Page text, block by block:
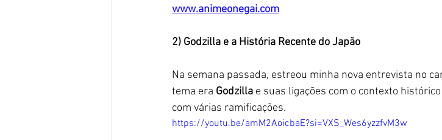
www.animeonegai.com
2) Godzilla e a História Recente do Japão
Na semana passada, estreou minha nova entrevista no
tema era Godzilla e suas ligações com o contexto
com várias ramificações.
https://youtu.be/amM2AoicbaE?si=VXS_Wes6yzzfvM3w